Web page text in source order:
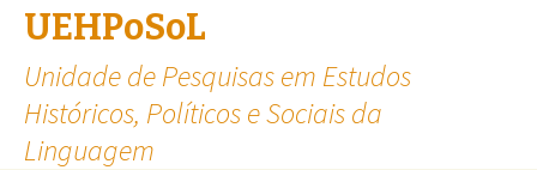
UEHPoSoL
Unidade de Pesquisas em Estudos
Históricos, Políticos e Sociais da
Linguagem